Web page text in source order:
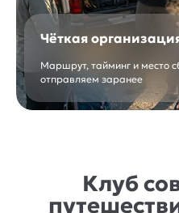
Чёткая
Маршрут, тайминг и место
отправляем заранее
Клуб